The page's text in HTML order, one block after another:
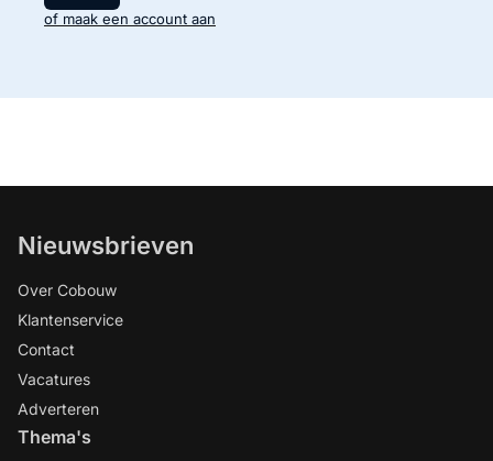
of maak een account aan
Nieuwsbrieven
Over Cobouw
Klantenservice
Contact
Vacatures
Adverteren
Thema's